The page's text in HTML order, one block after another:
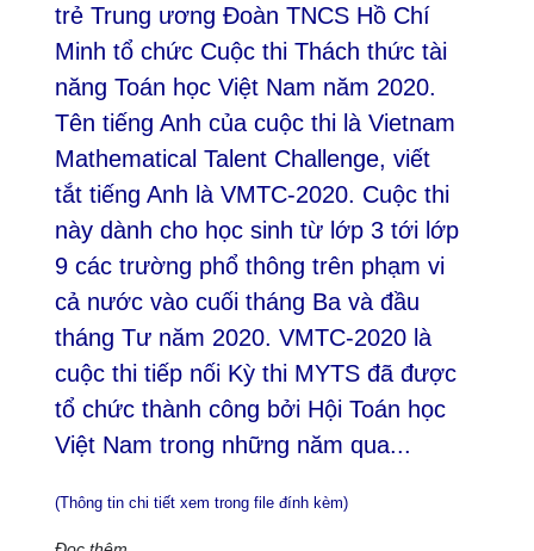
trẻ Trung ương Đoàn TNCS Hồ Chí
Minh tổ chức Cuộc thi Thách thức tài
năng Toán học Việt Nam năm 2020.
Tên tiếng Anh của cuộc thi là Vietnam
Mathematical Talent Challenge, viết
tắt tiếng Anh là VMTC-2020. Cuộc thi
này dành cho học sinh từ lớp 3 tới lớp
9 các trường phổ thông trên phạm vi
cả nước vào cuối tháng Ba và đầu
tháng Tư năm 2020. VMTC-2020 là
cuộc thi tiếp nối Kỳ thi MYTS đã được
tổ chức thành công bởi Hội Toán học
Việt Nam trong những năm qua...
(Thông tin chi tiết xem trong file đính kèm)